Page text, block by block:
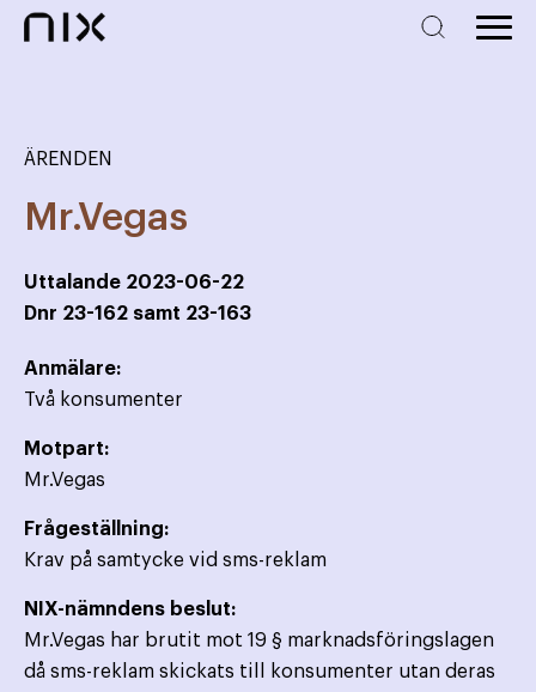
ÄRENDEN
Mr.Vegas
Uttalande 2023-06-22
Dnr 23-162 samt 23-163
Anmälare:
Två konsumenter
Motpart:
Mr.Vegas
Frågeställning:
Krav på samtycke vid sms-reklam
NIX-nämndens beslut:
Mr.Vegas har brutit mot 19 § marknadsföringslagen
då sms-reklam skickats till konsumenter utan deras